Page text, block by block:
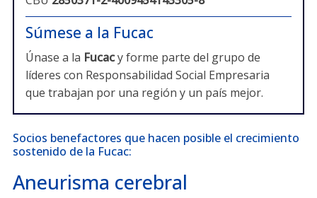
Súmese a la Fucac
Únase a la Fucacy forme parte del grupo de
líderes con Responsabilidad Social Empresaria
que trabajan por una región y un país mejor.
Socios benefactores que hacen posible el crecimiento
sostenido de la Fucac:
Aneurisma cerebral